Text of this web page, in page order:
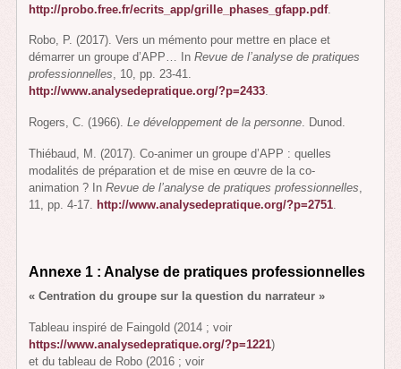
http://probo.free.fr/ecrits_app/grille_phases_gfapp.pdf.
Robo, P. (2017). Vers un mémento pour mettre en place et
démarrer un groupe d’APP… InRevue de l’analyse de pratiques
professionnelles, 10, pp. 23-41.
http://www.analysedepratique.org/?p=2433.
Rogers, C. (1966).Le développement de la personne. Dunod.
Thiébaud, M. (2017). Co-animer un groupe d’APP : quelles
modalités de préparation et de mise en œuvre de la co-
animation ? InRevue de l’analyse de pratiques professionnelles
11, pp. 4-17.
http://www.analysedepratique.org/?p=2751
Annexe 1 : Analyse de pratiques professionnelles
« Centration du groupe sur la question du narrateur »
Tableau inspiré de Faingold (2014 ; voir
https://www.analysedepratique.org/?p=1221)
et du tableau de Robo (2016 ; voir